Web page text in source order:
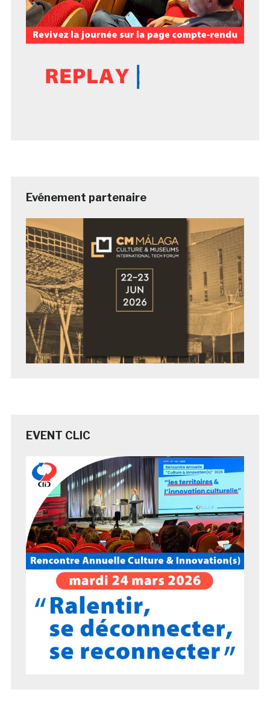
Evénement partenaire
EVENT CLIC